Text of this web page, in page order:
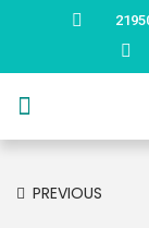
PREVIOUS